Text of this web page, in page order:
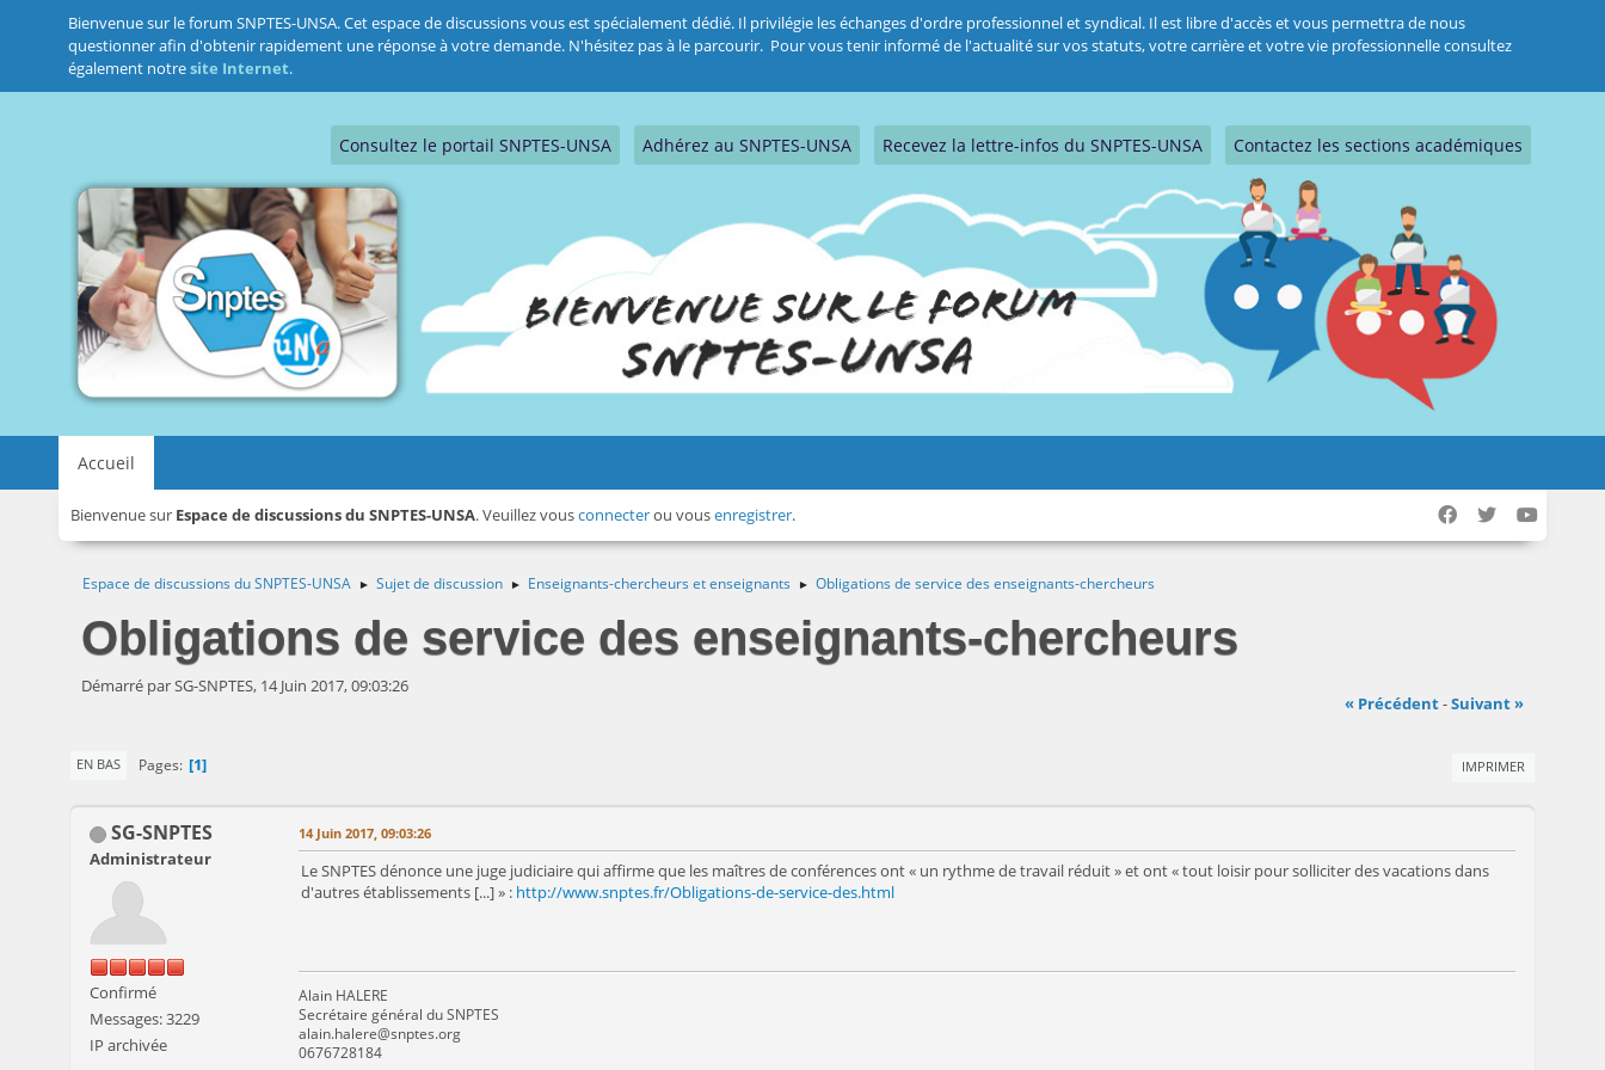
Bienvenue sur le forum SNPTES-UNSA. Cet espace de discussions vous est spécialement dédié. Il privilégie les échanges d'ordre professionnel et syndical. Il est libre d'accès et vous permettra de nous
questionner afin d'obtenir rapidement une réponse à votre demande. N'hésitez pas à le parcourir. Pour vous tenir informé de l'actualité sur vos statuts, votre carrière et votre vie professionnelle consultez
également notresite Internet.
Consultez le portail SNPTES-UNSA Adhérez au SNPTES-UNSA Recevez la lettre-infos du SNPTES-UNSA Contactez les sections académiques
Accueil
Bienvenue sur Espace de discussions du SNPTES-UNSA. Veuillez vousconnecterou vousenregistrer.
Espace de discussions du SNPTES-UNSA ► Sujet de discussion ► Enseignants-chercheurs et enseignants ► Obligations de service des enseignants-chercheurs
Obligations de service des enseignants-chercheurs
Démarré par SG-SNPTES, 14 Juin 2017, 09:03:26
« Précédent-Suivant »
IMPRIMER
EN BAS Pages 1
SG-SNPTES
Administrateur
Confirmé
Messages: 3229
IP archivée
14 Juin 2017, 09:03:26
Le SNPTES dénonce une juge judiciaire qui affirme que les maîtres de conférences ont « un rythme de travail réduit » et ont « tout loisir pour solliciter des vacations dans
d'autres établissements [...] » : http://www.snptes.fr/Obligations-de-service-des.html
Alain HALERE
Secrétaire général du SNPTES
alain.halere@snptes.org
0676728184